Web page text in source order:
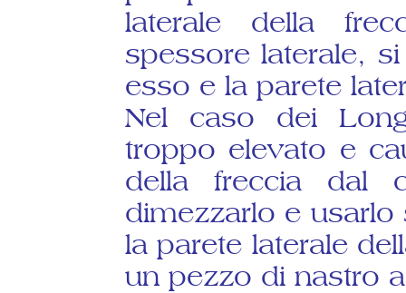
laterale della
spessore laterale,
esso e la parete
Nel caso dei
troppo elevato e
della freccia dal
dimezzarlo e usarlo
la parete laterale
un pezzo di nastro